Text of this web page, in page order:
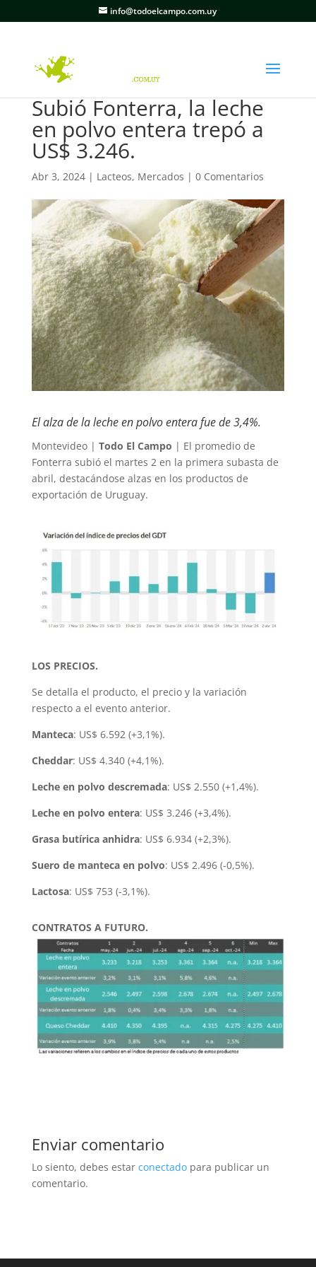
info@todoelcampo.com.uy
Subió Fonterra, la leche
en polvo entera trepó a
US$ 3.246.
Abr 3, 2024| Lacteos, Mercados | 0 Comentarios
El alza de la leche en polvo entera fue de 3,4%.
Montevideo | Todo El Campo | El promedio de
Fonterra subió el martes 2 en la primera subasta de
abril, destacándose alzas en los productos de
exportación de Uruguay.
LOS PRECIOS.
Se detalla el producto, el precio y la variación
respecto a el evento anterior.
Manteca: US$ 6.592 (+3,1%).
Cheddar: US$ 4.340 (+4,1%).
Leche en polvo descremada: US$ 2.550 (+1,4%).
Leche en polvo entera: US$ 3.246 (+3,4%).
Grasa butírica anhidra: US$ 6.934 (+2,3%).
Suero de manteca en polvo: US$ 2.496 (-0,5%).
Lactosa: US$ 753 (-3,1%).
CONTRATOS A FUTURO.
Enviar comentario
Lo siento, debes estar conectadopara publicar un
comentario.